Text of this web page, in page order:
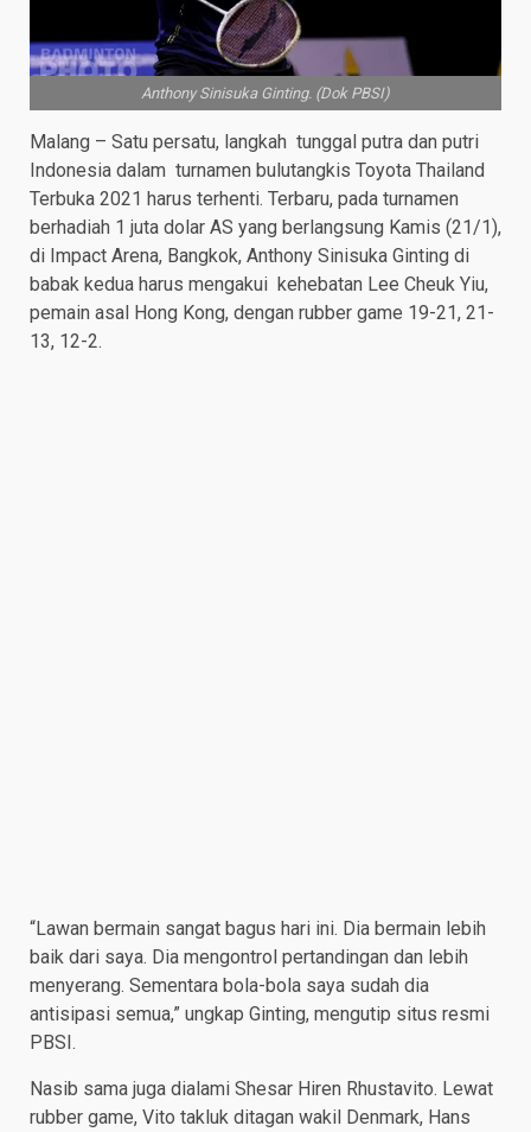
Anthony Sinisuka Ginting. (Dok PBSI)
Malang – Satu persatu, langkah tunggal putra dan putri
Indonesia dalam turnamen bulutangkis Toyota Thailand
Terbuka 2021 harus terhenti. Terbaru, pada turnamen
berhadiah 1 juta dolar AS yang berlangsung Kamis (21/1),
di Impact Arena, Bangkok, Anthony Sinisuka Ginting di
babak kedua harus mengakui kehebatan Lee Cheuk Yiu,
pemain asal Hong Kong, dengan rubber game 19-21, 21-
13, 12-2.
“Lawan bermain sangat bagus hari ini. Dia bermain lebih
baik dari saya. Dia mengontrol pertandingan dan lebih
menyerang. Sementara bola-bola saya sudah dia
antisipasi semua,” ungkap Ginting, mengutip situs resmi
PBSI.
Nasib sama juga dialami Shesar Hiren Rhustavito. Lewat
rubber game, Vito takluk ditagan wakil Denmark, Hans